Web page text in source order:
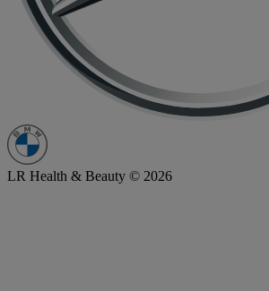
LR Health & Beauty © 2026